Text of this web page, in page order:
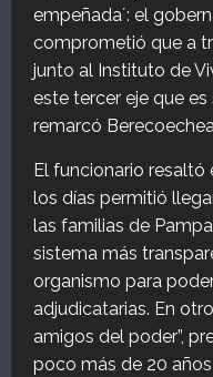
empeñada´: el
comprometió que a
junto al Instituto de
este tercer eje que es
remarcó
El funcionario
los días permitió
las familias de
sistema más
organismo para
adjudicatarias. En
amigos del poder”,
poco más de 20